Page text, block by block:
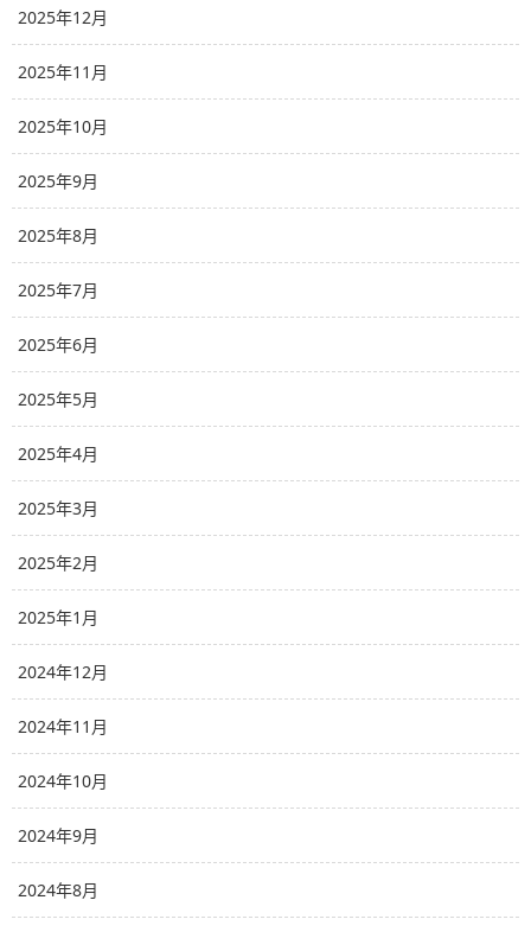
2025年12月
2025年11月
2025年10月
2025年9月
2025年8月
2025年7月
2025年6月
2025年5月
2025年4月
2025年3月
2025年2月
2025年1月
2024年12月
2024年11月
2024年10月
2024年9月
2024年8月